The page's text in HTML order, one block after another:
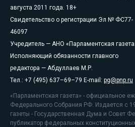
августа 2011 года. 18+
Свидетельство о регистрации Эл № ФС77-
46097
Учредитель — АНО «Парламентская
Исполняющий обязанности главного
редактора — Абдуллаев М.Р.
Тел.: +7 (495) 637–69–79 E-mail: pg@pnp.ru
«Парламентская газета» - официальное
Федерального Собрания РФ. Издается с
газеты - Государственная Дума и Совет
публикатор федеральных